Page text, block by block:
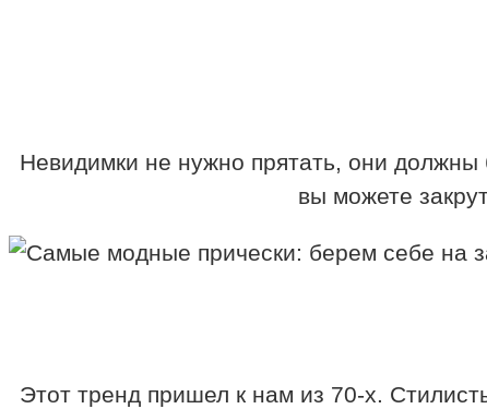
Невидимки не нужно прятать, они
вы можете
Этот тренд пришел к нам из 70-х.